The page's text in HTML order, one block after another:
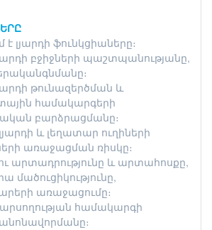
լյարդի ֆունկցիաները։
բջիջների պաշտպանությանը,
թունազերծման և
համակարգերի
բարձրացմանը։
և լեղատար ուղիների
առաջացման ռիսկը։
արտադրությունը և արտահոսքը,
մածուցիկությունը,
առաջացումը։
համակարգի